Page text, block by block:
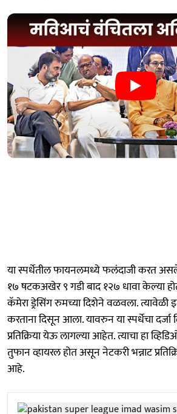
या स्पर्धेतील फायनलमध्ये फलंदाजी करत
१७ षटकअखेर ९ गडी बाद १२७ धावा केल्या
कॅमेरा ड्रेसिंग रुमच्या दिशेने वळवला. त्यावेळी
करताना दिसून आला. यावरुन या स्पर्धेचा
प्रतिक्रिया येऊ लागल्या आहेत. त्याचा हा
तुफान व्हायरल होत असून नेटकरी भन्नाट
आहे.